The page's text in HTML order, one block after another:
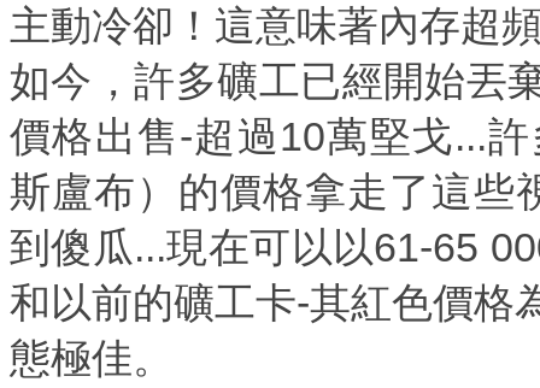
主動冷卻！這意味著內存超
如今，許多礦工已經開始丟
價格出售-超過10萬堅戈...
斯盧布）的價格拿走了這些
到傻瓜...現在可以以61-65
和以前的礦工卡-其紅色價格
態極佳。